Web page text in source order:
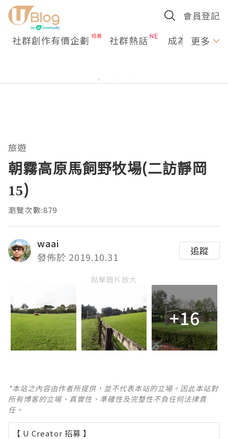
會員登記
社群創作有價企劃 社群熱話 成為U更多
旅遊
朝霧高原馬飼野牧場(二訪靜岡
15)
瀏覽次數:879
waai
發佈於 2019.10.31
追蹤
點擊圖片放大
+16
*本站之內容由作者所提供，並不代表本站的立場。因此本站對
所有博客的立場、真實性、準確性及完整性不負任何法律責
任。
【 U Creator 招募 】